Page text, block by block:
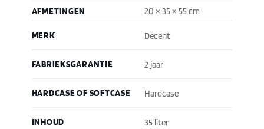
AFMETINGEN
20 × 35 × 55 cm
MERK Decent
FABRIEKSGARANTIE 2 jaar
HARDCASE OF SOFTCASE Hardcase
INHOUD 35 liter